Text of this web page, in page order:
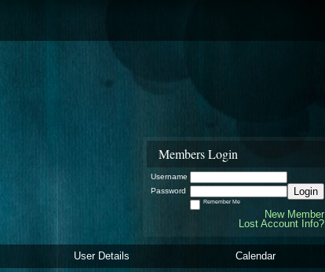
Members Login
Username
Password
Login
Remember Me
New Member
Lost Account Info?
User Details Calendar